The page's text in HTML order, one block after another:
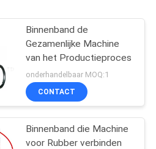
Binnenband de
Gezamenlijke Machine
van het Productieproces
onderhandelbaar MOQ:1
CONTACT
Binnenband die Machine
voor Rubber verbinden